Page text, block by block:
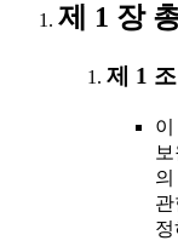
제 1 장
제 1